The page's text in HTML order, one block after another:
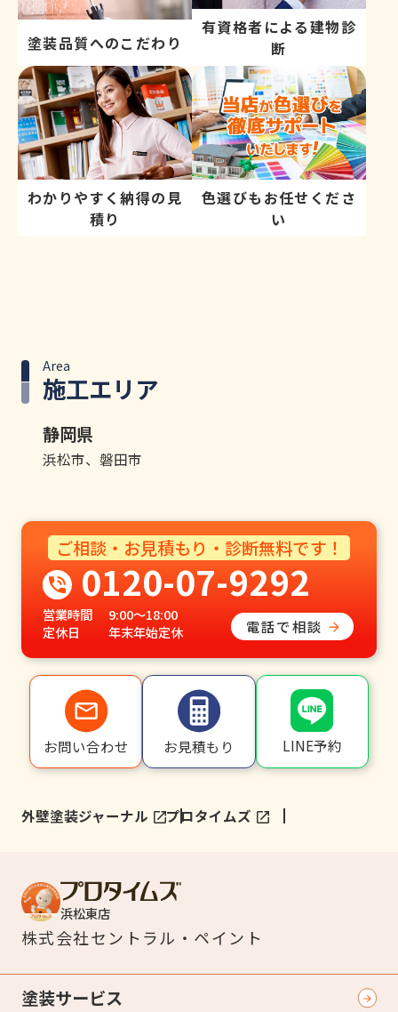
塗装品質へのこだわり
有資格者による建物診
断
わかりやすく納得の見
積り
色選びもお任せくださ
い
施工エリア
Area
静岡県
浜松市、磐田市
ご相談・お見積もり・診断無料です！
0120-07-9292
営業時間
9:00〜18:00
定休日
年末年始定休 電話で相談
お問い合わせ お見積もり LINE予約
外壁塗装ジャーナル プロタイムズ
浜松東店
株式会社セントラル・ペイント
塗装サービス